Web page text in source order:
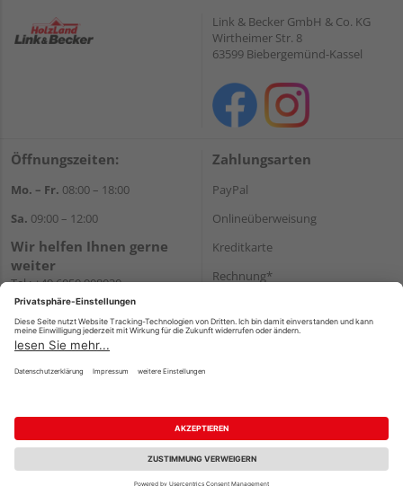
Link & Becker GmbH & Co. KG
Wirtheimer Str. 8
63599 Biebergemünd-Kassel
Öffnungszeiten:
Mo. – Fr. 08:00 – 18:00
Sa. 09:00 – 12:00
Wir helfen Ihnen gerne
weiter
Tel.:+49 6050 908030
E-Mail:shop@holzland-
linkundbecker.de
Zahlungsarten
PayPal
Onlineüberweisung
Kreditkarte
Rechnung*
Versand
Impressum AGB Widerruf
Datenschutz
Reservierungsbedingungen
Vertrag widerrufen